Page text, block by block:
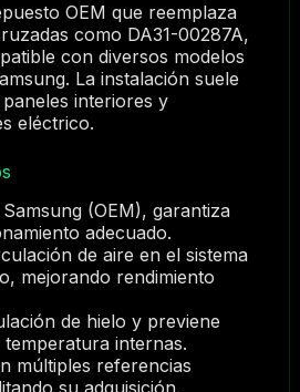
OEM que reemplaza
como DA31-00287A,
con diversos modelos
La instalación suele
interiores y
eléctrico.
(OEM), garantiza
adecuado.
de aire en el sistema
mejorando rendimiento
de hielo y previene
internas.
múltiples referencias